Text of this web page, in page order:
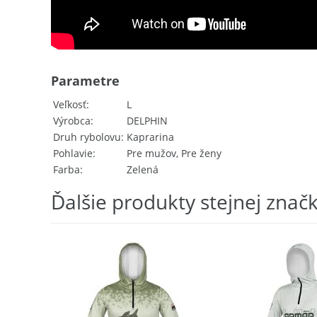
Veľkosť
L
Výrobca
DELPHIN
Druh rybolovu Kaprarina
Pohlavie
Pre mužov, Pre ženy
Farba
Zelená
Parametre
Ďalšie produkty stejnej